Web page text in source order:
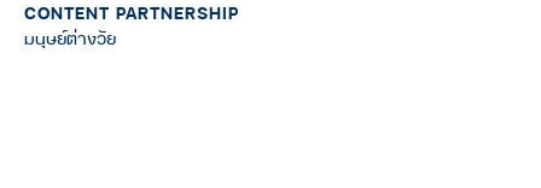
CONTENT PARTNERSHIP
มนุษย์ต่างวัย